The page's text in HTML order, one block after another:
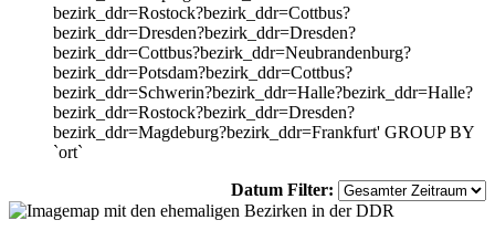
bezirk_ddr=Rostock?bezirk_ddr=Cottbus?
bezirk_ddr=Dresden?bezirk_ddr=Dresden?
bezirk_ddr=Cottbus?bezirk_ddr=Neubrandenburg?
bezirk_ddr=Potsdam?bezirk_ddr=Cottbus?
bezirk_ddr=Schwerin?bezirk_ddr=Halle?bezirk_ddr=Halle?
bezirk_ddr=Rostock?bezirk_ddr=Dresden?
bezirk_ddr=Magdeburg?bezirk_ddr=Frankfurt' GROUP BY
`ort`
Datum Filter: